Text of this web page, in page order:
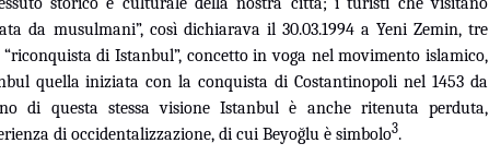
da musulmani”, così dichiarava il 30.03.1994 a Yeni Zemin, tre
di Istanbul”, concetto in voga nel movimento islamico,
quella iniziata con la conquista di Costantinopoli nel 1453 da
di questa stessa visione Istanbul è anche ritenuta perduta,
di occidentalizzazione, di cui Beyoğlu è simbolo3.